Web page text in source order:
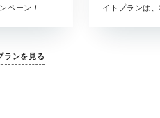
ペーン！
イトプランは
ランを見る